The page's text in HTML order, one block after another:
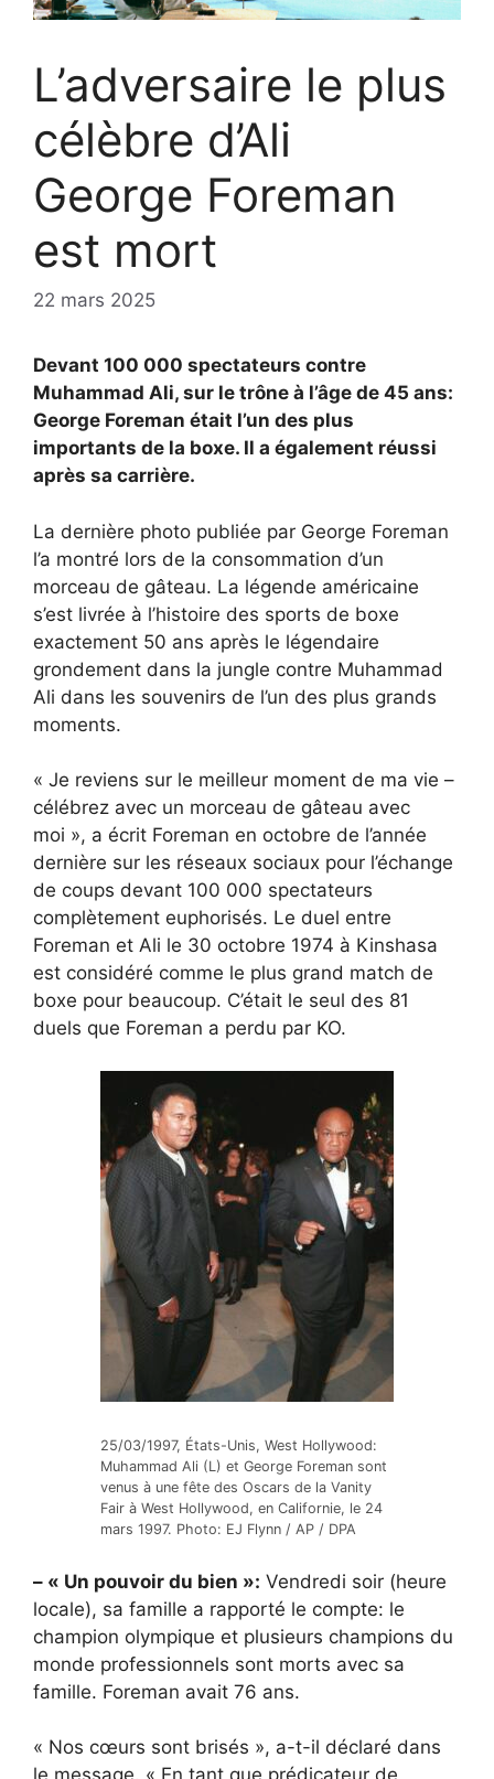
L’adversaire le plus
célèbre d’Ali
George Foreman
est mort
22 mars 2025
Devant 100 000 spectateurs contre
Muhammad Ali, sur le trône à l’âge de 45 ans:
George Foreman était l’un des plus
importants de la boxe. Il a également réussi
après sa carrière.
La dernière photo publiée par George Foreman
l’a montré lors de la consommation d’un
morceau de gâteau. La légende américaine
s’est livrée à l’histoire des sports de boxe
exactement 50 ans après le légendaire
grondement dans la jungle contre Muhammad
Ali dans les souvenirs de l’un des plus grands
moments.
« Je reviens sur le meilleur moment de ma vie –
célébrez avec un morceau de gâteau avec
moi », a écrit Foreman en octobre de l’année
dernière sur les réseaux sociaux pour l’échange
de coups devant 100 000 spectateurs
complètement euphorisés. Le duel entre
Foreman et Ali le 30 octobre 1974 à Kinshasa
est considéré comme le plus grand match de
boxe pour beaucoup. C’était le seul des 81
duels que Foreman a perdu par KO.
25/03/1997, États-Unis, West Hollywood:
Muhammad Ali (L) et George Foreman sont
venus à une fête des Oscars de la Vanity
Fair à West Hollywood, en Californie, le 24
mars 1997. Photo: EJ Flynn / AP / DPA
– « Un pouvoir du bien »: Vendredi soir (heure
locale), sa famille a rapporté le compte: le
champion olympique et plusieurs champions du
monde professionnels sont morts avec sa
famille. Foreman avait 76 ans.
« Nos cœurs sont brisés », a-t-il déclaré dans